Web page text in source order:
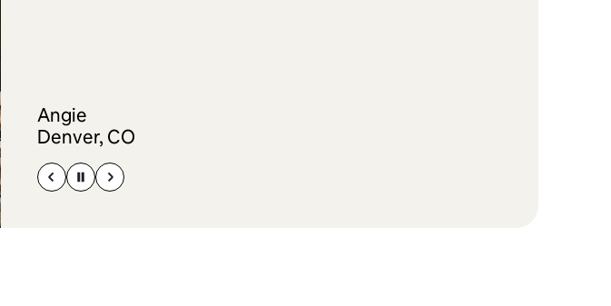
Angie
Denver, CO